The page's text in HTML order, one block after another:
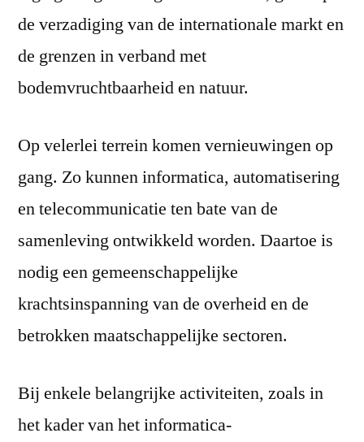
de verzadiging van de internationale markt en
de grenzen in verband met
bodemvruchtbaarheid en natuur.
Op velerlei terrein komen vernieuwingen op
gang. Zo kunnen informatica, automatisering
en telecommunicatie ten bate van de
samenleving ontwikkeld worden. Daartoe is
nodig een gemeenschappelijke
krachtsinspanning van de overheid en de
betrokken maatschappelijke sectoren.
Bij enkele belangrijke activiteiten, zoals in
het kader van het informatica-